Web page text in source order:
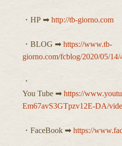
・HP ➡︎ http://tb-giorno.com
・BLOG ➡︎ https://www.tb-
giorno.com/fcblog/2020/05/14/
・
You Tube ➡︎ https://
Em67avS3GTpzv12E-DA/
・FaceBook ➡︎ https://